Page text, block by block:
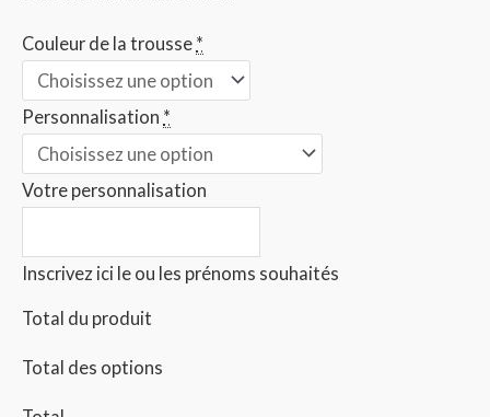
Couleur de la trousse *
Personnalisation *
Votre personnalisation
Inscrivez ici le ou les prénoms souhaités
Total du produit
Total des options